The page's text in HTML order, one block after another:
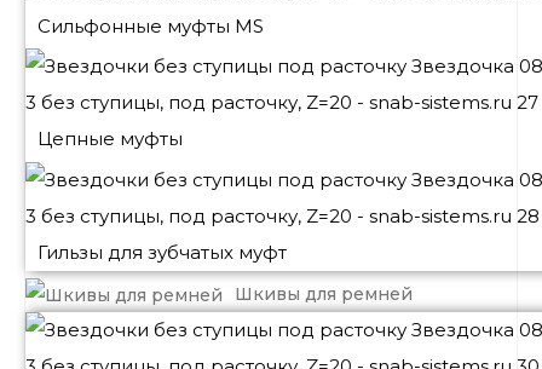
Сильфонные муфты MS
Цепные муфты
Гильзы для зубчатых муфт
Шкивы для ремней